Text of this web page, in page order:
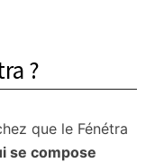
?
que le Fénétra
se compose